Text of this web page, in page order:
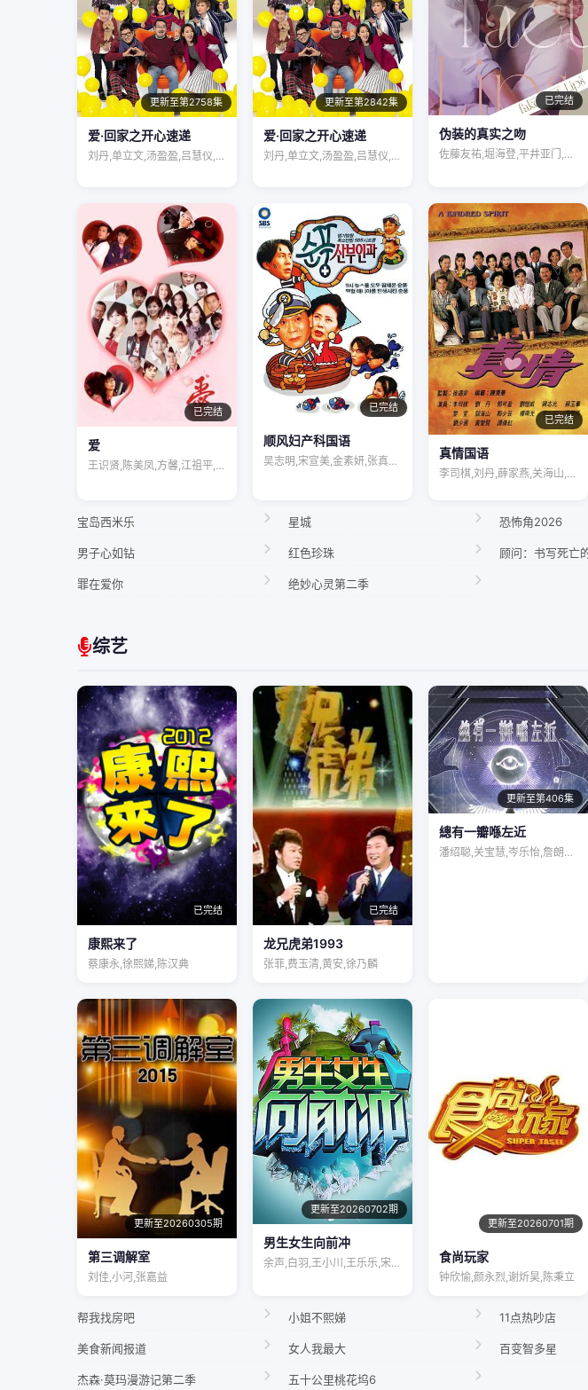
更新至第2758集
爱·回家之开心速递
刘丹,单立文,汤盈盈,吕慧仪,罗乐林,马…
更新至第2842集
爱·回家之开心速递
刘丹,单立文,汤盈盈,吕慧仪,罗乐林,马…
已完结
伪装的真实之吻
佐藤友祐,堀海登,平井亚门,島津見,财津…
已完结
爱
王识贤,陈美凤,方馨,江祖平,倪齐民,刘…
已完结
顺风妇产科国语
吴志明,宋宣美,金素妍,张真英,宋慧乔,…
已完结
真情国语
李司棋,刘丹,薛家燕,关海山,蒋志光,苏…
宝岛西米乐 星城 恐怖角2026
男子心如钻 红色珍珠 顾问：书写死亡
罪在爱你 绝妙心灵第二季
综艺
已完结
康熙来了
蔡康永,徐熙娣,陈汉典
已完结
龙兄虎弟1993
张菲,费玉清,黄安,徐乃麟
更新至第406集
總有一瓣喺左近
潘绍聪,关宝慧,岑乐怡,詹朗林,王颂茵,…
更新至20260305期
第三调解室
刘佳,小河,张嘉益
更新至20260702期
男生女生向前冲
余声,白羽,王小川,王乐乐,宋秋熠,张亚…
更新至20260701期
食尚玩家
钟欣愉,颜永烈,谢炘昊,陈秉立
帮我找房吧 小姐不熙娣 11点热吵店
美食新闻报道 女人我最大 百变智多星
杰森·莫玛漫游记第二季 五十公里桃花坞6